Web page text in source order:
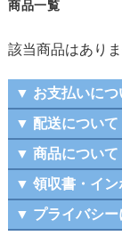
商品一覧
該当商品はあり
▼ お支払いにつ
▼ 配送について
▼ 商品について
▼ 領収書・イン
▼ プライバシー